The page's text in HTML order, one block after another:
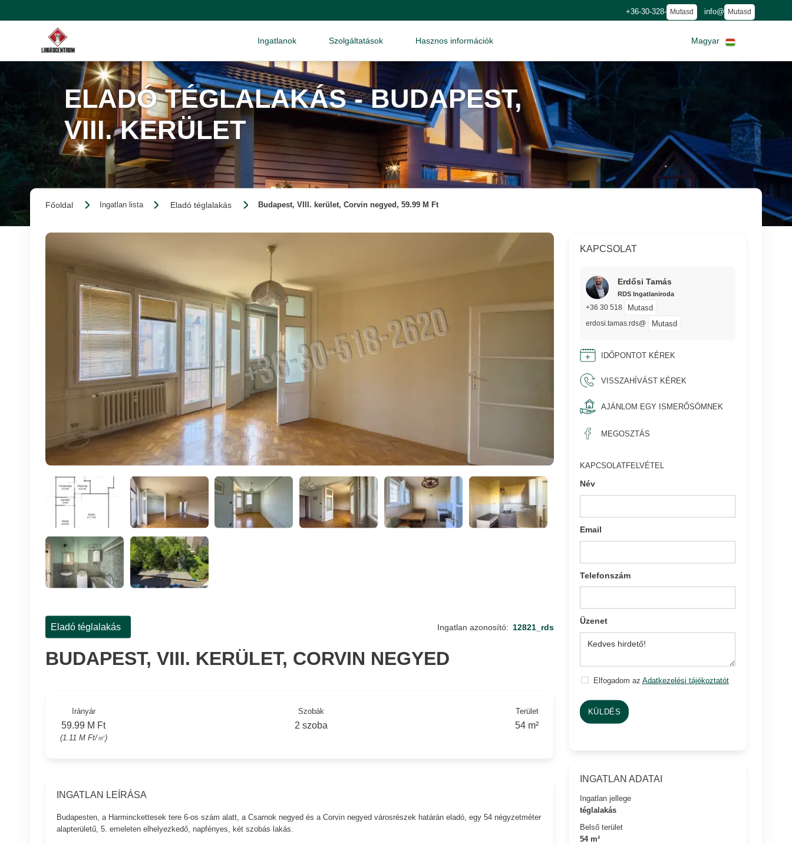
+36-30-328- Mutasd info@ Mutasd
Ingatlanok Szolgáltatások Hasznos információk Magyar
ELADÓ TÉGLALAKÁS - BUDAPEST,
VIII. KERÜLET
Főoldal Ingatlan lista Eladó téglalakás Budapest, VIII. kerület, Corvin negyed, 59.99 M Ft
KAPCSOLAT
Erdősi Tamás
RDS Ingatlaniroda
+36 30 518 Mutasd
erdosi.tamas.rds@ Mutasd
IDŐPONTOT KÉREK
VISSZAHÍVÁST KÉREK
AJÁNLOM EGY ISMERŐSÖMNEK
MEGOSZTÁS
KAPCSOLATFELVÉTEL
Név
Email
Telefonszám
Üzenet
Elfogadom az Adatkezelési tájékoztatót
KÜLDÉS
INGATLAN ADATAI
Ingatlan jellege
téglalakás
Belső terület
54 m²
Eladó téglalakás Ingatlan azonosító: 12821_rds
BUDAPEST, VIII. KERÜLET, CORVIN NEGYED
Irányár
59.99 M Ft
(1.11 M Ft/㎡)
Szobák
2 szoba
Terület
54 m²
INGATLAN LEÍRÁSA
Budapesten, a Harminckettesek tere 6-os szám alatt, a Csarnok negyed és a Corvin negyed városrészek határán eladó, egy 54 négyzetméter
alapterületű, 5. emeleten elhelyezkedő, napfényes, két szobás lakás.